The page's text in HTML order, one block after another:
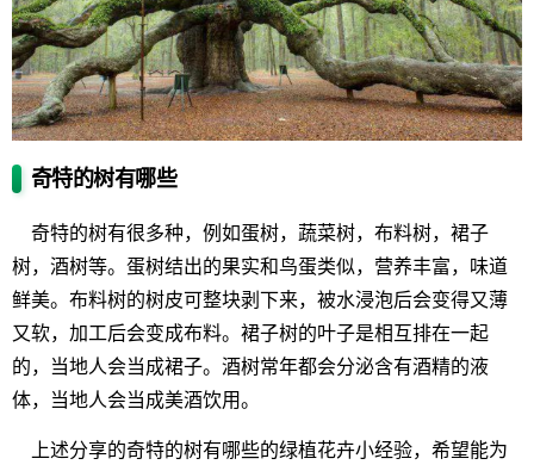
奇特的树有哪些
奇特的树有很多种，例如蛋树，蔬菜树，布料树，裙子
树，酒树等。蛋树结出的果实和鸟蛋类似，营养丰富，味道
鲜美。布料树的树皮可整块剥下来，被水浸泡后会变得又薄
又软，加工后会变成布料。裙子树的叶子是相互排在一起
的，当地人会当成裙子。酒树常年都会分泌含有酒精的液
体，当地人会当成美酒饮用。
上述分享的奇特的树有哪些的绿植花卉小经验，希望能为